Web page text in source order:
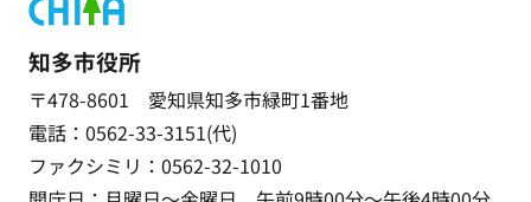
知多市役所
〒478-8601 愛知県知多市緑町1番地
電話：0562-33-3151(代)
ファクシミリ：0562-32-1010